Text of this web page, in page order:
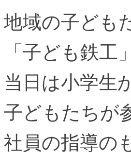
地域の子ども
「子ども鉄
当日は小学生
子どもたちが
社員の指導の